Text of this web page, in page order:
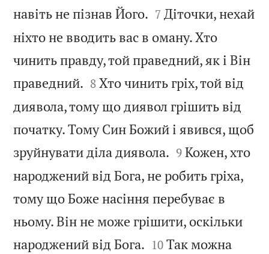
навіть не пізнав Його. 

7 Діточки, нехай
ніхто не вводить вас в оману. Хто
чинить правду, той праведний, як і Він
праведний. 

8 Хто чинить гріх, той від
диявола, тому що диявол грішить від
початку. Тому Син Божий і явився, щоб
зруйнувати діла диявола. 

9 Кожен, хто
народжений від Бога, не робить гріха,
тому що Боже насіння перебуває в
ньому. Він не може грішити, оскільки
народжений від Бога. 

10 Так можна